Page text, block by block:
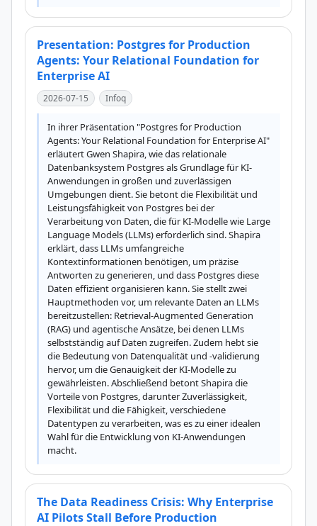
Presentation: Postgres for Production
Agents: Your Relational Foundation for
Enterprise AI
2026-07-15 Infoq
In ihrer Präsentation "Postgres for Production
Agents: Your Relational Foundation for Enterprise AI"
erläutert Gwen Shapira, wie das relationale
Datenbanksystem Postgres als Grundlage für KI-
Anwendungen in großen und zuverlässigen
Umgebungen dient. Sie betont die Flexibilität und
Leistungsfähigkeit von Postgres bei der
Verarbeitung von Daten, die für KI-Modelle wie Large
Language Models (LLMs) erforderlich sind. Shapira
erklärt, dass LLMs umfangreiche
Kontextinformationen benötigen, um präzise
Antworten zu generieren, und dass Postgres diese
Daten effizient organisieren kann. Sie stellt zwei
Hauptmethoden vor, um relevante Daten an LLMs
bereitzustellen: Retrieval-Augmented Generation
(RAG) und agentische Ansätze, bei denen LLMs
selbstständig auf Daten zugreifen. Zudem hebt sie
die Bedeutung von Datenqualität und -validierung
hervor, um die Genauigkeit der KI-Modelle zu
gewährleisten. Abschließend betont Shapira die
Vorteile von Postgres, darunter Zuverlässigkeit,
Flexibilität und die Fähigkeit, verschiedene
Datentypen zu verarbeiten, was es zu einer idealen
Wahl für die Entwicklung von KI-Anwendungen
macht.
The Data Readiness Crisis: Why Enterprise
AI Pilots Stall Before Production